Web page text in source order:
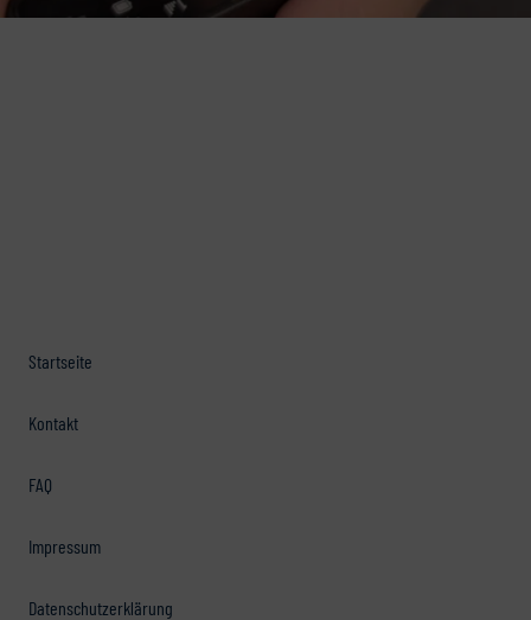
Startseite
Kontakt
FAQ
Impressum
Datenschutzerklärung